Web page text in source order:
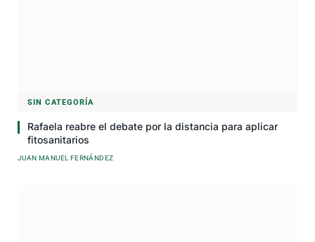
SIN CATEGORÍA
Rafaela reabre el debate por la distancia para aplicar
fitosanitarios
JUAN MANUEL FERNÁNDEZ